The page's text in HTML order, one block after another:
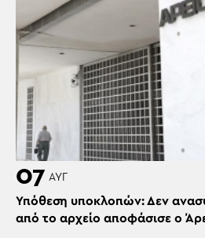
07 ΑΥΓ
Υπόθεση υποκλοπών: Δεν
από το αρχείο αποφάσισε ο